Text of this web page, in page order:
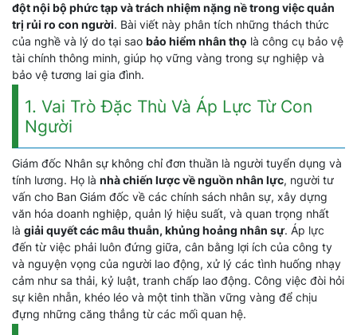
đột nội bộ phức tạp và trách nhiệm nặng nề trong việc quản
trị rủi ro con người. Bài viết này phân tích những thách thức
của nghề và lý do tại sao bảo hiểm nhân thọ là công cụ bảo vệ
tài chính thông minh, giúp họ vững vàng trong sự nghiệp và
bảo vệ tương lai gia đình.
1. Vai Trò Đặc Thù Và Áp Lực Từ Con
Người
Giám đốc Nhân sự không chỉ đơn thuần là người tuyển dụng và
tính lương. Họ là nhà chiến lược về nguồn nhân lực, người tư
vấn cho Ban Giám đốc về các chính sách nhân sự, xây dựng
văn hóa doanh nghiệp, quản lý hiệu suất, và quan trọng nhất
là giải quyết các mâu thuẫn, khủng hoảng nhân sự. Áp lực
đến từ việc phải luôn đứng giữa, cân bằng lợi ích của công ty
và nguyện vọng của người lao động, xử lý các tình huống nhạy
cảm như sa thải, kỷ luật, tranh chấp lao động. Công việc đòi hỏi
sự kiên nhẫn, khéo léo và một tinh thần vững vàng để chịu
đựng những căng thẳng từ các mối quan hệ.